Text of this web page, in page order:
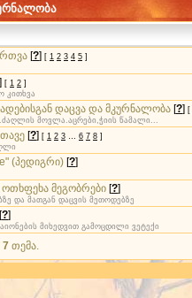
[?] [ 1 2 3 4 5 ]
] [ 1 2 ]
კითხვა
დაცვა და მკურნალობა [?] [
მოვლა.აცრები,ჭიის წამალი...
[?] [ 1 2 3 6 7 8 ]
(პედიგრი) [?]
მეგობრები [?]
და მათგან დაცვის მეთოდებზე
[?]
მიხედვით გამოცდილი ვეტექი
7 თემა.